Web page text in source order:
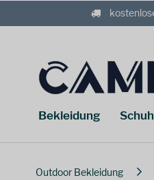
Bekleidung
Outdoor Bekleidung